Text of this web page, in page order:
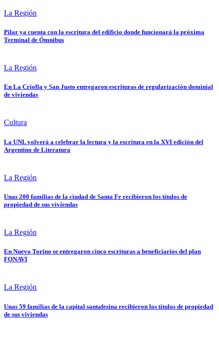
La Región
Pilar ya cuenta con la escritura del edificio donde funcionará la próxima
Terminal de Ómnibus
La Región
En La Criolla y San Justo entregaron escrituras de regularización dominial
de viviendas
Cultura
La UNL volverá a celebrar la lectura y la escritura en la XVI edición del
Argentino de Literatura
La Región
Unas 200 familias de la ciudad de Santa Fe recibieron los títulos de
propiedad de sus viviendas
La Región
En Nuevo Torino se entregaron cinco escrituras a beneficiarios del plan
FONAVI
La Región
Unas 59 familias de la capital santafesina recibieron los títulos de propiedad
de sus viviendas